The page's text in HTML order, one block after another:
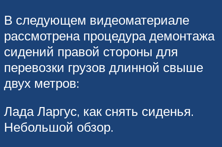
В следующем видеоматериале
рассмотрена процедура демонтажа
сидений правой стороны для
перевозки грузов длинной свыше
двух метров:
Лада Ларгус, как снять сиденья.
Небольшой обзор.